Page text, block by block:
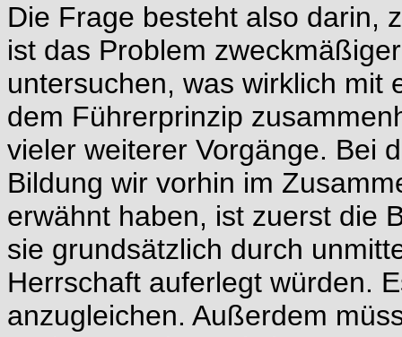
Die Frage besteht also darin,
ist das Problem
untersuchen, was wirklich mit
dem Führerprinzip
vieler weiterer Vorgänge. Bei
Bildung wir vorhin im
erwähnt haben, ist zuerst die
sie grundsätzlich durch
Herrschaft auferlegt würden.
anzugleichen. Außerdem